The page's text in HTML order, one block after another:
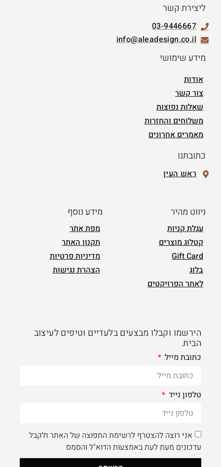
ליצירת קשר
03-9446667
info@aleadesign.co.il
מידע שימושי
אודות
צור קשר
שאלות נפוצות
משלוחים והחזרות
מאמרים אחרונים
כתובתנו
ראש העין
ניווט מהיר
עגלת קניות
קטלוג מוצרים
Gift Card
בלוג
לאתר הפרויקטים
מידע נוסף
מפת אתר
תקנון האתר
מדיניות פרטיות
הצהרת נגישות
הירשמו וקבלו מבצעים בלעדיים וטיפים לעיצוב
הבית.
כתובת מייל
טלפון נייד
אני רוצה להצטרף לרשימת התפוצה של האתר ולקבל
עדכונים מעת לעת באמצעות הדוא"ל והסמס